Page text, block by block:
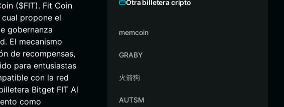
($FIT). Fit Coin
propone el
gobernanza
El mecanismo
de recompensas,
para entusiastas
con la red
Bitget FIT Al
como
Otra billetera cripto
memcoin
GRABY
火箭狗
AUTSM